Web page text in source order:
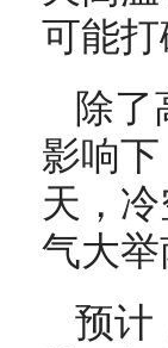
可能打
除了
影响
天，
气大
预计